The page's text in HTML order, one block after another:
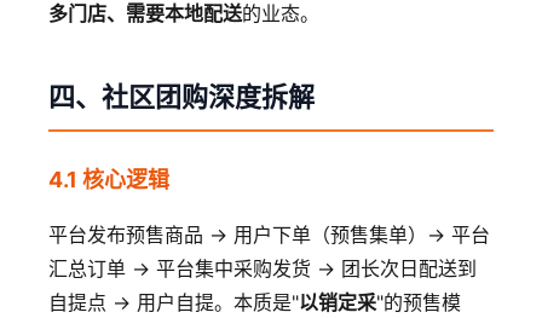
多门店、需要本地配送的业态。
四、社区团购深度拆解
4.1 核心逻辑
平台发布预售商品 → 用户下单（预售集单）→ 平台
汇总订单 → 平台集中采购发货 → 团长次日配送到
自提点 → 用户自提。本质是"以销定采"的预售模